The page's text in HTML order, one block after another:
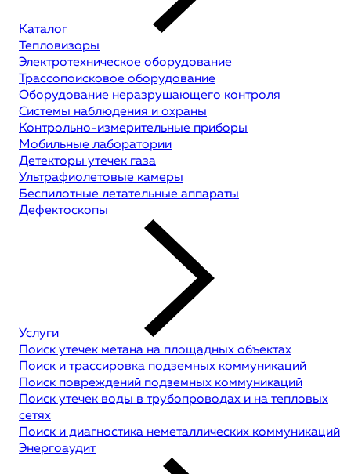
Каталог
Тепловизоры
Электротехническое оборудование
Трассопоисковое оборудование
Оборудование неразрушающего контроля
Системы наблюдения и охраны
Контрольно-измерительные приборы
Мобильные лаборатории
Детекторы утечек газа
Ультрафиолетовые камеры
Беспилотные летательные аппараты
Дефектоскопы
Услуги
Поиск утечек метана на площадных объектах
Поиск и трассировка подземных коммуникаций
Поиск повреждений подземных коммуникаций
Поиск утечек воды в трубопроводах и на тепловых
сетях
Поиск и диагностика неметаллических коммуникаций
Энергоаудит